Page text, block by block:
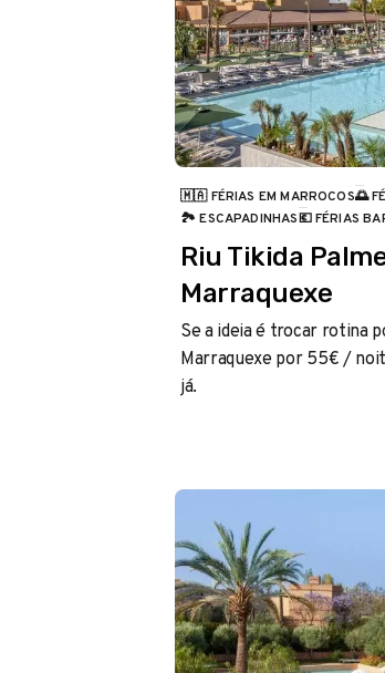
CATEGORIA
🇲🇦 FÉRIAS EM MARROCOS🌅
🏞️ ESCAPADINHAS💶 FÉRIAS
Riu Tikida
Marraquexe
Se a ideia é trocar rotina
Marraquexe por 55€ /
já.